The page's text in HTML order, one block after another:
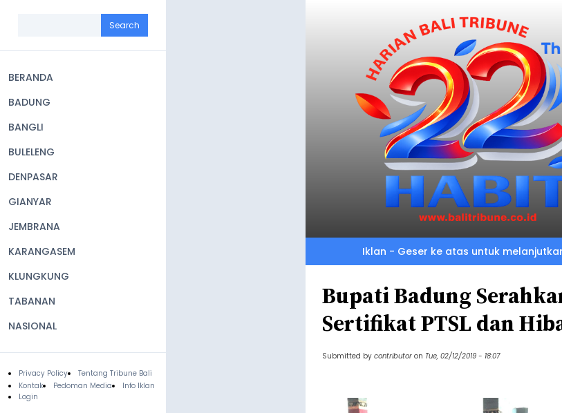
navigation
BERANDA
BADUNG
BANGLI
BULELENG
DENPASAR
GIANYAR
JEMBRANA
KARANGASEM
KLUNGKUNG
TABANAN
NASIONAL
Footer
Privacy Policy
Tentang Tribune Bali
Kontak
Pedoman Media
Info Iklan
Login
Iklan - Geser ke atas untuk
Bupati Badung
Sertifikat PTSL dan
Submitted by contributor on Tue, 02/12/2019 - 18:07